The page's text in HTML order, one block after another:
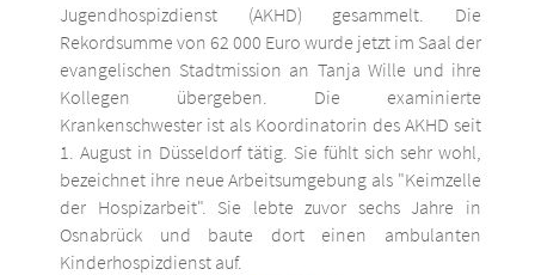
Jugendhospizdienst (AKHD) gesammelt. Die
Rekordsumme von 62 000 Euro wurde jetzt im Saal der
evangelischen Stadtmission an Tanja Wille und ihre
Kollegen übergeben. Die examinierte
Krankenschwester ist als Koordinatorin des AKHD seit
1. August in Düsseldorf tätig. Sie fühlt sich sehr wohl,
bezeichnet ihre neue Arbeitsumgebung als "Keimzelle
der Hospizarbeit". Sie lebte zuvor sechs Jahre in
Osnabrück und baute dort einen ambulanten
Kinderhospizdienst auf.